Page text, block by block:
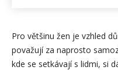
Pro většinu žen je vzhled
považují za naprosto
kde se setkávají s lidmi, si